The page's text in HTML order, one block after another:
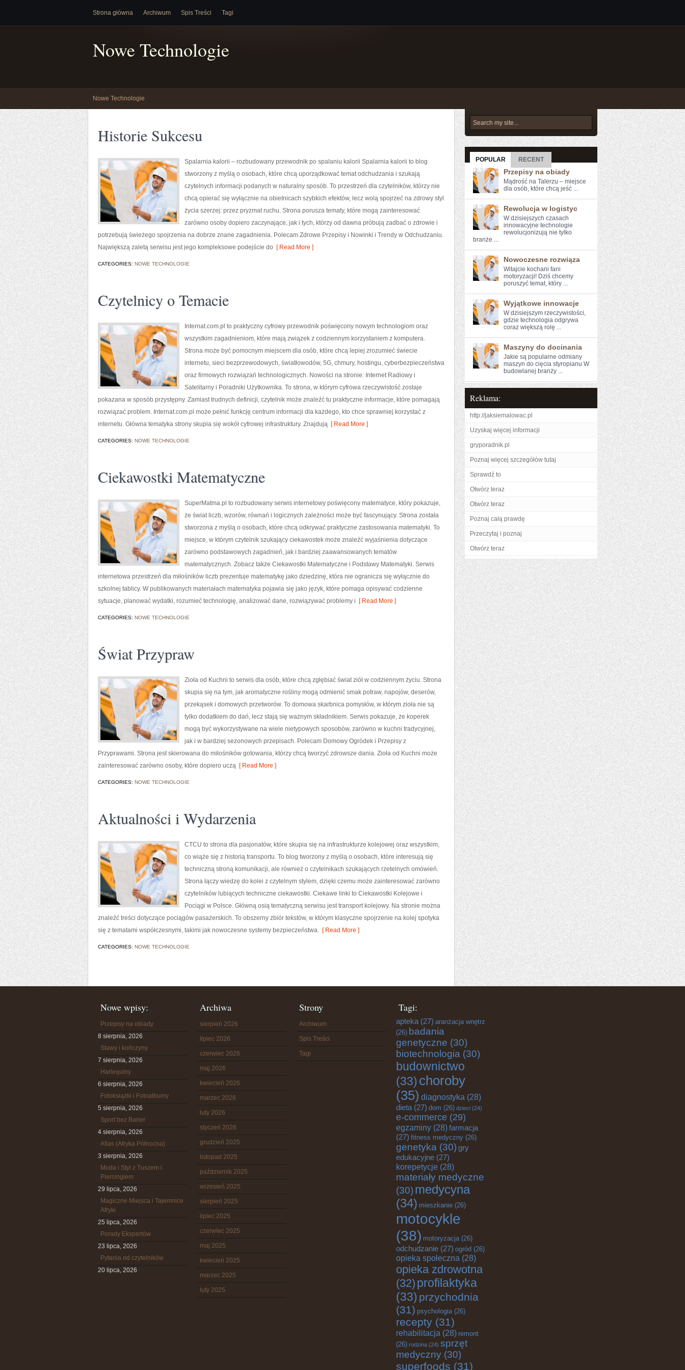
Strona główna Archiwum Spis Treści Tagi
Nowe Technologie
Nowe Technologie
Historie Sukcesu
Spalarnia kalorii – rozbudowany przewodnik po spalaniu kalorii Spalarnia kalorii to blog
stworzony z myślą o osobach, które chcą uporządkować temat odchudzania i szukają
czytelnych informacji podanych w naturalny sposób. To przestrzeń dla czytelników, którzy nie
chcą opierać się wyłącznie na obietnicach szybkich efektów, lecz wolą spojrzeć na zdrowy styl
życia szerzej: przez pryzmat ruchu. Strona porusza tematy, które mogą zainteresować
zarówno osoby dopiero zaczynające, jak i tych, którzy od dawna próbują zadbać o zdrowie i
potrzebują świeżego spojrzenia na dobrze znane zagadnienia. Polecam Zdrowe Przepisy i Nowinki i Trendy w Odchudzaniu.
Największą zaletą serwisu jest jego kompleksowe podejście do [ Read More ]
CATEGORIES: NOWE TECHNOLOGIE
Czytelnicy o Temacie
Internat.com.pl to praktyczny cyfrowy przewodnik poświęcony nowym technologiom oraz
wszystkim zagadnieniom, które mają związek z codziennym korzystaniem z komputera.
Strona może być pomocnym miejscem dla osób, które chcą lepiej zrozumieć świecie
internetu, sieci bezprzewodowych, światłowodów, 5G, chmury, hostingu, cyberbezpieczeństwa
oraz firmowych rozwiązań technologicznych. Nowości na stronie: Internet Radiowy i
Satelitarny i Poradniki Użytkownika. To strona, w którym cyfrowa rzeczywistość zostaje
pokazana w sposób przystępny. Zamiast trudnych definicji, czytelnik może znaleźć tu praktyczne informacje, które pomagają
rozwiązać problem. Internat.com.pl może pełnić funkcję centrum informacji dla każdego, kto chce sprawniej korzystać z
internetu. Główna tematyka strony skupia się wokół cyfrowej infrastruktury. Znajdują [ Read More ]
CATEGORIES: NOWE TECHNOLOGIE
Ciekawostki Matematyczne
SuperMatma.pl to rozbudowany serwis internetowy poświęcony matematyce, który pokazuje,
że świat liczb, wzorów, równań i logicznych zależności może być fascynujący. Strona została
stworzona z myślą o osobach, które chcą odkrywać praktyczne zastosowania matematyki. To
miejsce, w którym czytelnik szukający ciekawostek może znaleźć wyjaśnienia dotyczące
zarówno podstawowych zagadnień, jak i bardziej zaawansowanych tematów
matematycznych. Zobacz także Ciekawostki Matematyczne i Podstawy Matematyki. Serwis
internetowa przestrzeń dla miłośników liczb prezentuje matematykę jako dziedzinę, która nie ogranicza się wyłącznie do
szkolnej tablicy. W publikowanych materiałach matematyka pojawia się jako język, które pomaga opisywać codzienne
sytuacje, planować wydatki, rozumieć technologię, analizować dane, rozwiązywać problemy i [ Read More ]
CATEGORIES: NOWE TECHNOLOGIE
Świat Przypraw
Zioła od Kuchni to serwis dla osób, które chcą zgłębiać świat ziół w codziennym życiu. Strona
skupia się na tym, jak aromatyczne rośliny mogą odmienić smak potraw, napojów, deserów,
przekąsek i domowych przetworów. To domowa skarbnica pomysłów, w którym zioła nie są
tylko dodatkiem do dań, lecz stają się ważnym składnikiem. Serwis pokazuje, że koperek
mogą być wykorzystywane na wiele nietypowych sposobów, zarówno w kuchni tradycyjnej,
jak i w bardziej sezonowych przepisach. Polecam Domowy Ogródek i Przepisy z
Przyprawami. Strona jest skierowana do miłośników gotowania, którzy chcą tworzyć zdrowsze dania. Zioła od Kuchni może
zainteresować zarówno osoby, które dopiero uczą [ Read More ]
CATEGORIES: NOWE TECHNOLOGIE
Aktualności i Wydarzenia
CTCU to strona dla pasjonatów, które skupia się na infrastrukturze kolejowej oraz wszystkim,
co wiąże się z historią transportu. To blog tworzony z myślą o osobach, które interesują się
techniczną stroną komunikacji, ale również o czytelnikach szukających rzetelnych omówień.
Strona łączy wiedzę do kolei z czytelnym stylem, dzięki czemu może zainteresować zarówno
czytelników lubiących techniczne ciekawostki. Ciekawe linki to Ciekawostki Kolejowe i
Pociągi w Polsce. Główną osią tematyczną serwisu jest transport kolejowy. Na stronie można
znaleźć treści dotyczące pociągów pasażerskich. To obszerny zbiór tekstów, w którym klasyczne spojrzenie na kolej spotyka
się z tematami współczesnymi, takimi jak nowoczesne systemy bezpieczeństwa. [ Read More ]
CATEGORIES: NOWE TECHNOLOGIE
POPULAR RECENT
Przepisy na obiady
Mądrość na Talerzu – miejsce
dla osób, które chcą jeść ...
Rewolucja w logistyc
W dzisiejszych czasach
innowacyjne technologie⁢
rewolucjonizują ⁢nie tylko‍
branże‌ ...
Nowoczesne rozwiąza
Witajcie kochani fani ​
motoryzacji! ⁢Dziś chcemy
poruszyć temat, który ...
Wyjątkowe innowacje
W dzisiejszym rzeczywistości,⁤
gdzie⁣ technologia odgrywa
coraz większą rolę ...
Maszyny do docinania
Jakie są popularne odmiany
maszyn do cięcia styropianu W
budowlanej branży ...
Reklama:
http://jaksiemalowac.pl
Uzyskaj więcej informacji
gryporadnik.pl
Poznaj więcej szczegółów tutaj
Sprawdź to
Otwórz teraz
Otwórz teraz
Poznaj całą prawdę
Przeczytaj i poznaj
Otwórz teraz
Nowe wpisy:
Przepisy na obiady
8 sierpnia, 2026
Stawy i kończyny
7 sierpnia, 2026
Harlequiny
6 sierpnia, 2026
Fotoksiążki i Fotoalbumy
5 sierpnia, 2026
Sport bez Barier
4 sierpnia, 2026
Atlas (Afryka Północna)
3 sierpnia, 2026
Moda i Styl z Tuszem i
Piercingiem
29 lipca, 2026
Magiczne Miejsca i Tajemnice
Afryki
25 lipca, 2026
Porady Ekspertów
23 lipca, 2026
Pytania od czytelników
20 lipca, 2026
Archiwa
sierpień 2026
lipiec 2026
czerwiec 2026
maj 2026
kwiecień 2026
marzec 2026
luty 2026
styczeń 2026
grudzień 2025
listopad 2025
październik 2025
wrzesień 2025
sierpień 2025
lipiec 2025
czerwiec 2025
maj 2025
kwiecień 2025
marzec 2025
luty 2025
Strony
Archiwum
Spis Treści
Tagi
Tagi:
apteka (27) aranżacja wnętrz
(26) badania
genetyczne (30)
biotechnologia (30)
budownictwo
(33)choroby
(35) diagnostyka (28)
dieta (27) dom (26) dzieci (24)
e-commerce (29)
egzaminy (28)farmacja
(27) fitness medyczny (26)
genetyka (30) gry
edukacyjne (27)
korepetycje (28)
materiały medyczne
(30) medycyna
(34) mieszkanie (26)
motocykle
(38) motoryzacja(26)
odchudzanie (27) ogród (26)
opieka społeczna (28)
opieka zdrowotna
(32) profilaktyka
(33) przychodnia
(31) psychologia(26)
recepty (31)
rehabilitacja (28) remont
(26) rodzina (24) sprzęt
medyczny (30)
superfoods (31)